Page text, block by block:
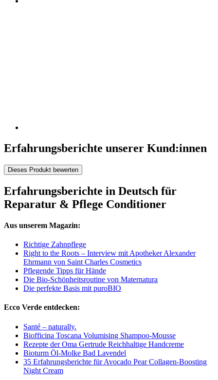
Erfahrungsberichte unserer Kund:innen
Dieses Produkt bewerten
Erfahrungsberichte in Deutsch für
Reparatur & Pflege Conditioner
Aus unserem Magazin:
Richtige Zahnpflege
Right to the Roots – Interview mit Apotheker Alexander
Ehrmann von Saint Charles Cosmetics
Pflegende Tipps für Hände
Die Bio-Schönheitsroutine von Maternatura
Die perfekte Basis mit puroBIO
Ecco Verde entdecken:
Santé – naturally.
Biofficina Toscana Volumising Shampoo-Mousse
Rezepte der Oma Gertrude Reichhaltige Handcreme
Bioturm Öl-Molke Bad Lavendel
35 Erfahrungsberichte für Avocado Pear Collagen-Boosting
Night Cream